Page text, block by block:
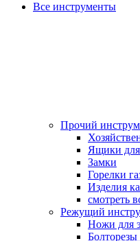
Все инструменты
Прочий
Ящики для
Замки
Горелки
Изделия
смотреть
Режущий
Ножи для